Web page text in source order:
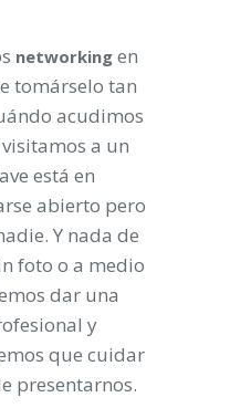
networking en
tomárselo tan
acudimos
a un
está en
abierto pero
Y nada de
foto o a medio
dar una
y
que cuidar
presentarnos.